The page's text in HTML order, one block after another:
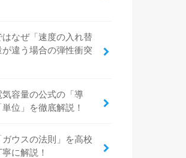
なぜ「速度の入れ替
違う場合の弾性衝突
容量の公式の「導
位」を徹底解説！
ウスの法則」を高校
に解説！